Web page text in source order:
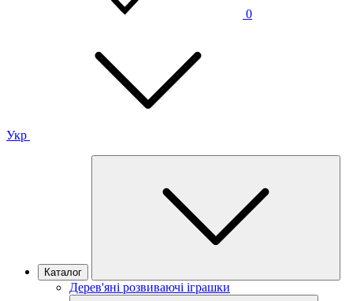
0
Укр
Каталог
Дерев'яні розвиваючі іграшки